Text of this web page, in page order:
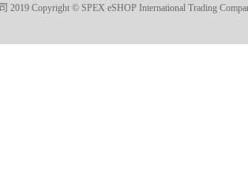
Copyright © SPEX eSHOP International Trading